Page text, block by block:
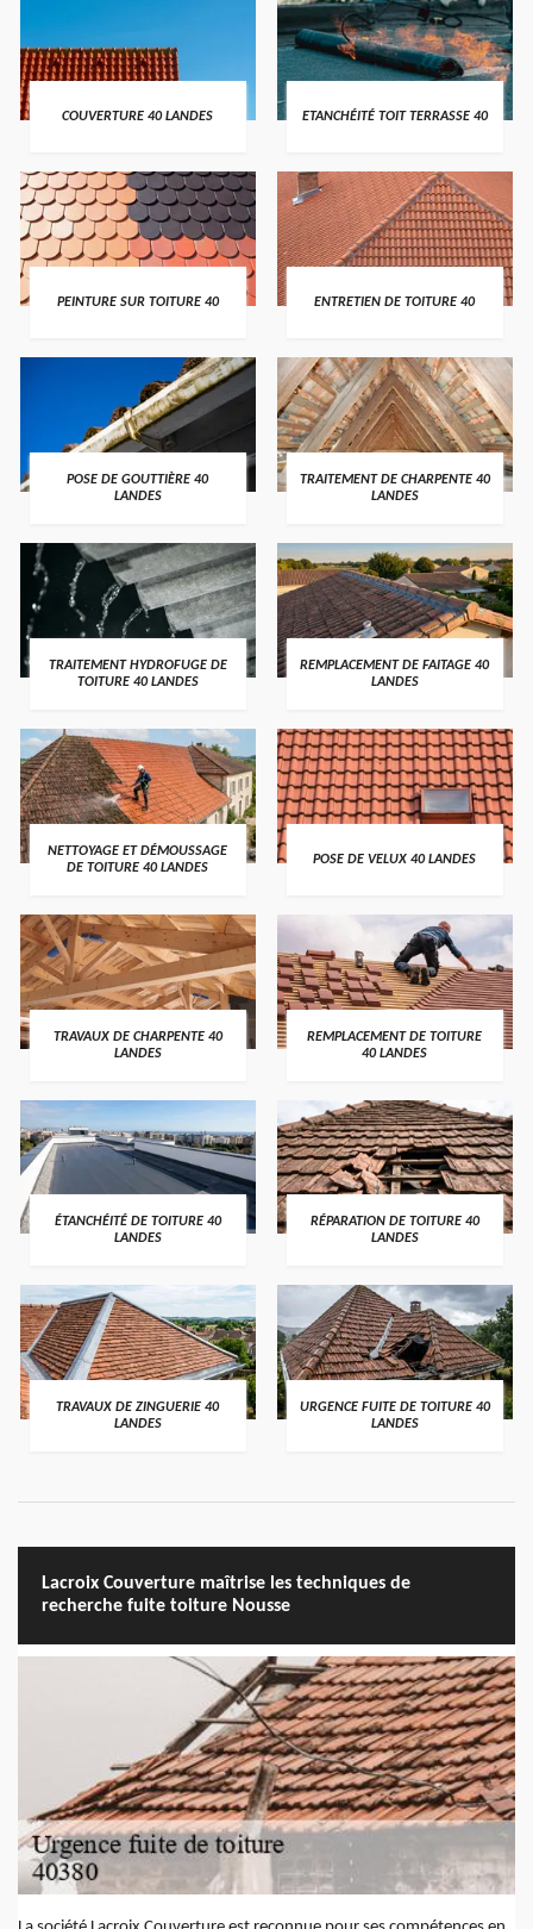
COUVERTURE 40 LANDES ETANCHÉITÉ TOIT TERRASSE 40
PEINTURE SUR TOITURE 40 ENTRETIEN DE TOITURE 40
POSE DE GOUTTIÈRE 40
LANDES
TRAITEMENT DE CHARPENTE 40
LANDES
TRAITEMENT HYDROFUGE DE
TOITURE 40 LANDES
REMPLACEMENT DE FAITAGE 40
LANDES
NETTOYAGE ET DÉMOUSSAGE
DE TOITURE 40 LANDES
POSE DE VELUX 40 LANDES
TRAVAUX DE CHARPENTE 40
LANDES
REMPLACEMENT DE TOITURE
40 LANDES
ÉTANCHÉITÉ DE TOITURE 40
LANDES
RÉPARATION DE TOITURE 40
LANDES
TRAVAUX DE ZINGUERIE 40
LANDES
URGENCE FUITE DE TOITURE 40
LANDES
Lacroix Couverture maîtrise les techniques de
recherche fuite toiture Nousse